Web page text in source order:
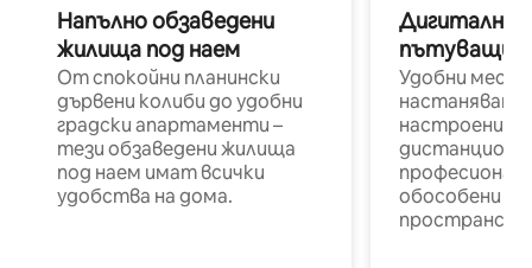
Напълно обзаведени
жилища под наем
От спокойни планински
дървени колиби до удобни
градски апартаменти –
тези обзаведени жилища
под наем имат всички
удобства на дома.
Дигитални
пътуващи
Удобни
настаняване
настроени и
обособени